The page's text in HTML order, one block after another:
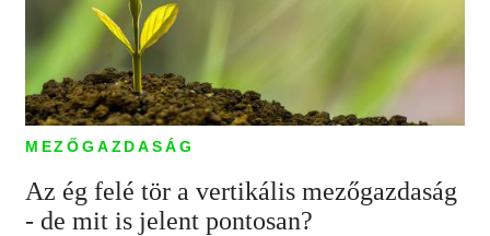
MEZŐGAZDASÁG
Az ég felé tör a vertikális mezőgazdaság
- de mit is jelent pontosan?